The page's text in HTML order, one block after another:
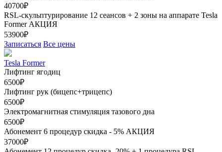
40700₽
RSL-скульптурирование 12 сеансов + 2 зоны на аппарате Tesla
Former АКЦИЯ
53900₽
Записаться Все цены
Tesla Former
Лифтинг ягодиц
6500₽
Лифтинг рук (бицепс+трицепс)
6500₽
Электромагнитная стимуляция тазового дна
6500₽
Абонемент 6 процедур скидка - 5% АКЦИЯ
37000₽